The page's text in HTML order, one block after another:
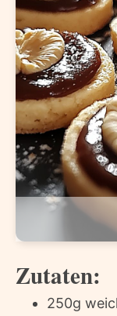
Zutaten:
250g